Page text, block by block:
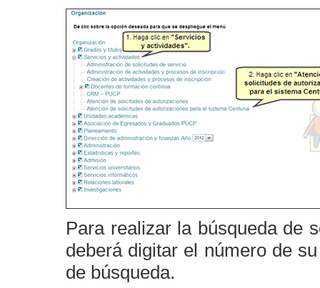
Para realizar la búsqueda de
deberá digitar el número de
de búsqueda.